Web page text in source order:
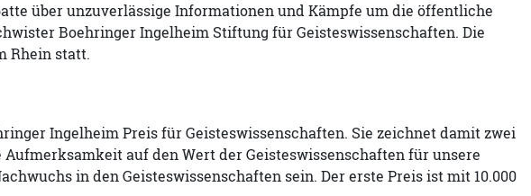
über unzuverlässige Informationen und Kämpfe um die öffentliche
Boehringer Ingelheim Stiftung für Geisteswissenschaften. Die
Rhein statt.
Ingelheim Preis für Geisteswissenschaften. Sie zeichnet damit zwei
auf den Wert der Geisteswissenschaften für unsere
in den Geisteswissenschaften sein. Der erste Preis ist mit 10.000